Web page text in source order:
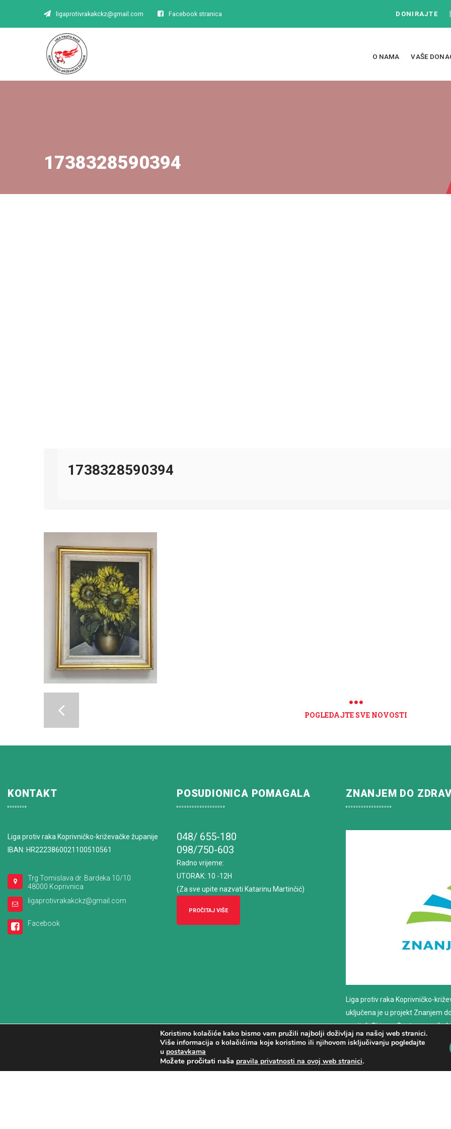
ligaprotivrakakckz@gmail.com Facebook stranica DONIRAJTE
O NAMA VAŠE
1738328590394
1738328590394
POGLEDAJTE SVE NOVOSTI
Koristimo kolačiće kako bismo vam pružili najbolji doživljaj na našoj web stranici.
Više informacija o kolačićima koje koristimo ili njihovom isključivanju pogledajte
u postavkama
Možete pročitati naša pravila privatnosti na ovoj web stranici.
KONTAKT
Liga protiv raka Koprivničko-križevačke županije
IBAN: HR2223860021100510561
Trg Tomislava dr. Bardeka 10/10
48000 Koprivnica
ligaprotivrakakckz@gmail.com
Facebook
POSUDIONICA POMAGALA
048/ 655-180
098/750-603
Radno vrijeme:
UTORAK: 10 -12H
(Za sve upite nazvati Katarinu Martinčić)
PROČITAJ VIŠE
ZNANJEM DO
Liga protiv raka Koprivničko-
uključena je u projekt Znanjem
nositelj: Sirius – Centar za
savjetovanje
PROČITAJ VIŠE